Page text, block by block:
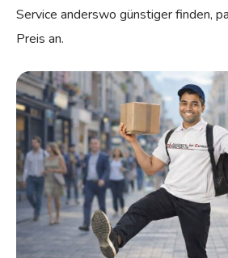
Service anderswo günstiger finden,
Preis an.